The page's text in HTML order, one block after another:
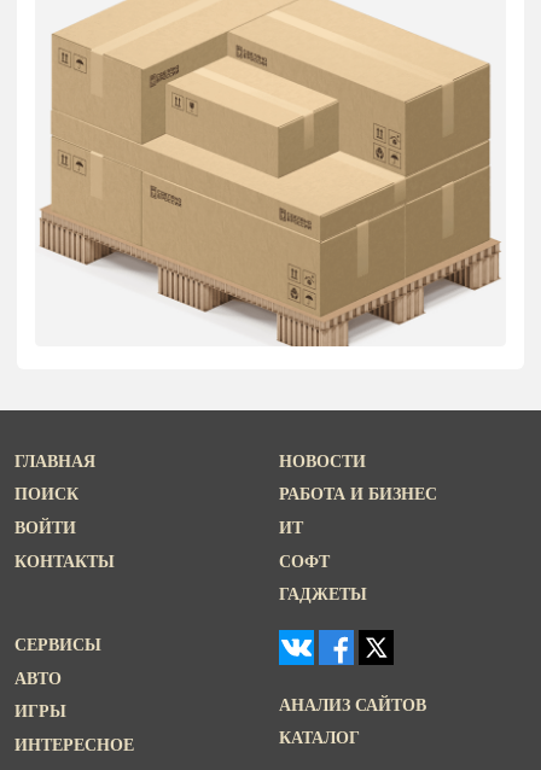
ГЛАВНАЯ
ПОИСК
ВОЙТИ
КОНТАКТЫ
НОВОСТИ
РАБОТА И БИЗНЕС
ИТ
СОФТ
ГАДЖЕТЫ
СЕРВИСЫ
АВТО
ИГРЫ
ИНТЕРЕСНОЕ
АНАЛИЗ САЙТОВ
КАТАЛОГ